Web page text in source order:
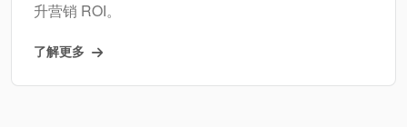
升营销 ROI。
了解更多